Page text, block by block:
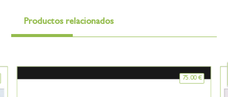
Productos relacionados
75.00€